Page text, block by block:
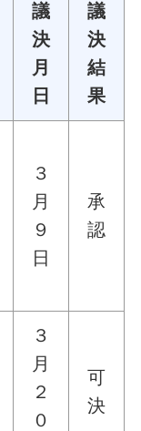
議
決
月
日
議
決
結
果
３
月
９
日
承
認
３
月
２
０
可
決